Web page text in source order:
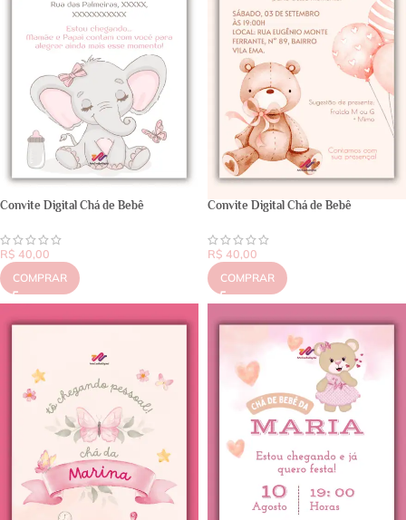
Convite Digital Chá de Bebê
R$ 40,00
COMPRAR
Convite Digital Chá de Bebê
R$ 40,00
COMPRAR